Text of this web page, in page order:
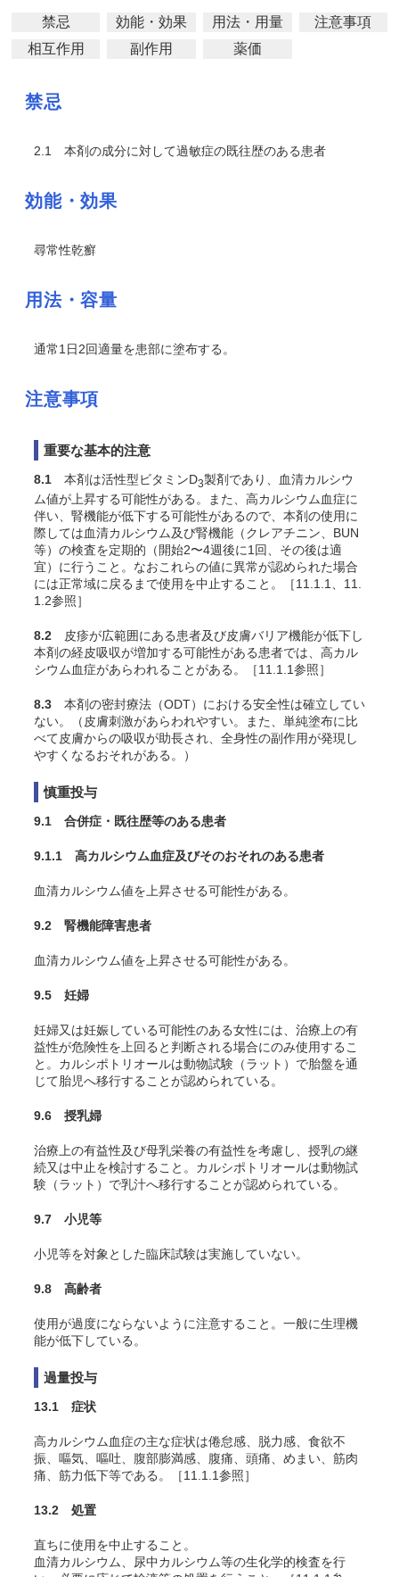
禁忌 効能・効果 用法・用量
注意事項
相互作用
副作用 薬価
禁忌
2.1 本剤の成分に対して過敏症の既往歴のある患者
効能・効果
尋常性乾癬
用法・容量
通常1日2回適量を患部に塗布する。
注意事項
重要な基本的注意
8.1 本剤は活性型ビタミンD3製剤であり、血清カルシウ
ム値が上昇する可能性がある。また、高カルシウム血症に
伴い、腎機能が低下する可能性があるので、本剤の使用に
際しては血清カルシウム及び腎機能（クレアチニン、BUN
等）の検査を定期的（開始2〜4週後に1回、その後は適
宜）に行うこと。なおこれらの値に異常が認められた場合
には正常域に戻るまで使用を中止すること。［11.1.1、11.
1.2参照］
8.2 皮疹が広範囲にある患者及び皮膚バリア機能が低下し
本剤の経皮吸収が増加する可能性がある患者では、高カル
シウム血症があらわれることがある 。［11.1.1参照］
8.3 本剤の密封療法（ODT）における安全性は確立してい
ない。（皮膚刺激があらわれやすい。また、単純塗布に比
べて皮膚からの吸収が助長され、全身性の副作用が発現し
やすくなるおそれがある。）
慎重投与
9.1 合併症・既往歴等のある患者
9.1.1 高カルシウム血症及びそのおそれのある患者
血清カルシウム値を上昇させる可能性がある。
9.2 腎機能障害患者
血清カルシウム値を上昇させる可能性がある。
9.5 妊婦
妊婦又は妊娠している可能性のある女性には、治療上の有
益性が危険性を上回ると判断される場合にのみ使用するこ
と。カルシポトリオールは動物試験（ラット）で胎盤を通
じて胎児へ移行することが認められている 。
9.6 授乳婦
治療上の有益性及び母乳栄養の有益性を考慮し、授乳の継
続又は中止を検討すること。カルシポトリオールは動物試
験（ラット）で乳汁へ移行することが認められている 。
9.7 小児等
小児等を対象とした臨床試験は実施していない。
9.8 高齢者
使用が過度にならないように注意すること。一般に生理機
能が低下している。
過量投与
13.1 症状
高カルシウム血症の主な症状は倦怠感、脱力感、食欲不
振、嘔気、嘔吐、腹部膨満感、腹痛、頭痛、めまい、筋肉
痛、筋力低下等である 。［11.1.1参照］
13.2 処置
直ちに使用を中止すること。
血清カルシウム、尿中カルシウム等の生化学的検査を行